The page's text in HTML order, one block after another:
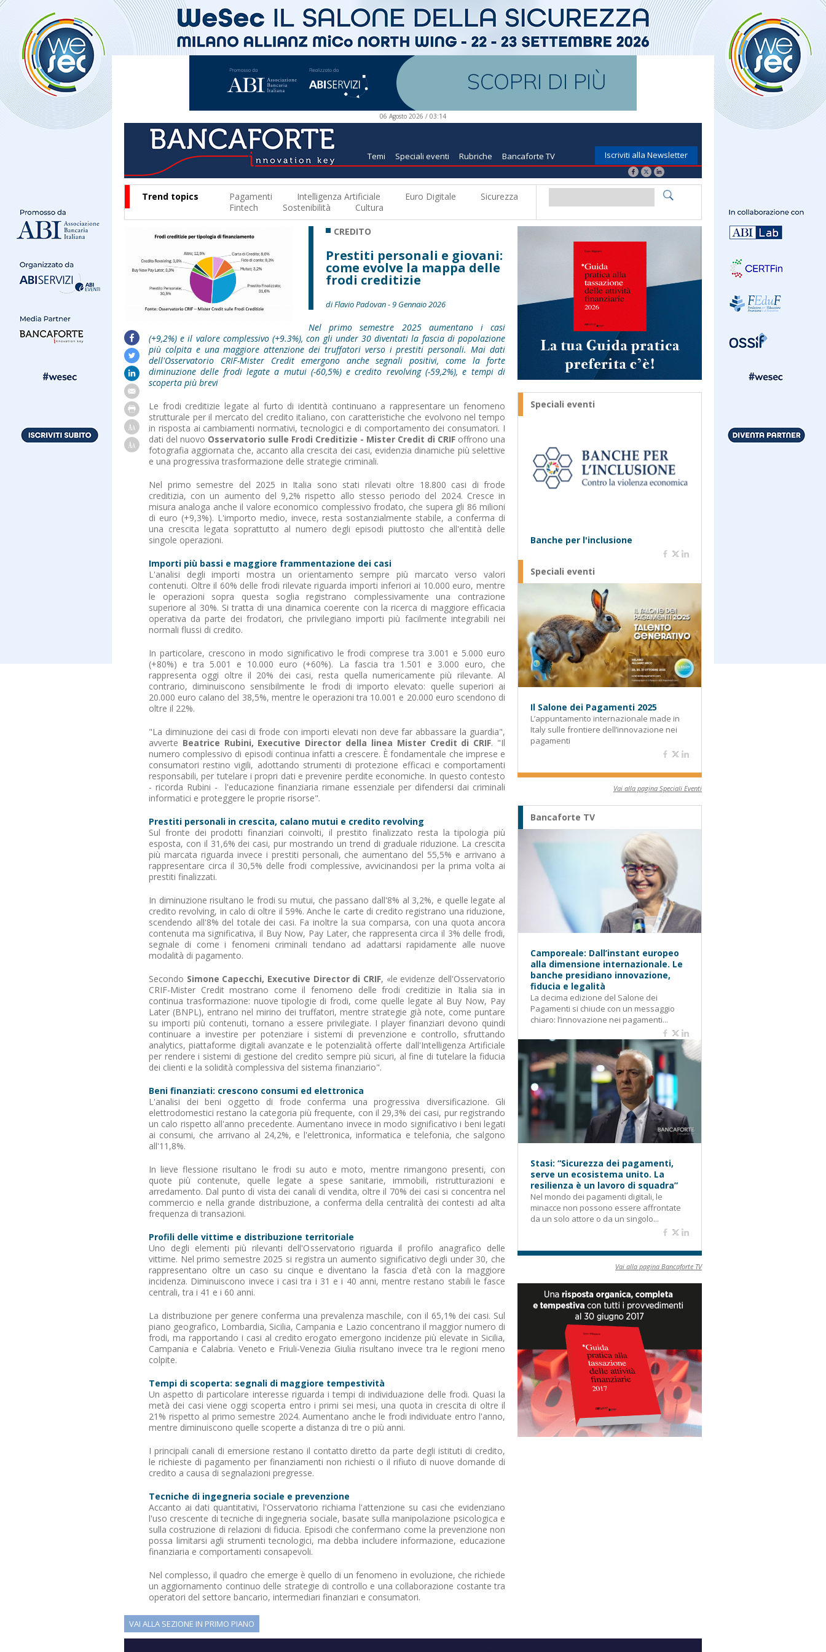
06 Agosto 2026 / 03:14
Temi Speciali eventi Rubriche Bancaforte TV Iscriviti alla Newsletter
Trend topics Pagamenti Intelligenza Artificiale Euro Digitale
Sicurezza
Fintech
Sostenibilità Cultura
CREDITO
Prestiti personali e giovani:
come evolve la mappa delle
frodi creditizie
di Flavio Padovan - 9 Gennaio 2026
Nel primo semestre 2025 aumentano i casi
(+9,2%) e il valore complessivo (+9.3%), con gli under 30 diventati la fascia di popolazione
più colpita e una maggiore attenzione dei truffatori verso i prestiti personali. Mai dati
dell'Osservatorio CRIF-Mister Credit emergono anche segnali positivi, come la forte
diminuzione delle frodi legate a mutui (-60,5%) e credito revolving (-59,2%), e tempi di
scoperta più brevi
Le frodi creditizie legate al furto di identità continuano a rappresentare un fenomeno
strutturale per il mercato del credito italiano, con caratteristiche che evolvono nel tempo
in risposta ai cambiamenti normativi, tecnologici e di comportamento dei consumatori. I
dati del nuovo Osservatorio sulle Frodi Creditizie - Mister Credit di CRIF offrono una
fotografia aggiornata che, accanto alla crescita dei casi, evidenzia dinamiche più selettive
e una progressiva trasformazione delle strategie criminali.
Nel primo semestre del 2025 in Italia sono stati rilevati oltre 18.800 casi di frode
creditizia, con un aumento del 9,2% rispetto allo stesso periodo del 2024. Cresce in
misura analoga anche il valore economico complessivo frodato, che supera gli 86 milioni
di euro (+9,3%). L'importo medio, invece, resta sostanzialmente stabile, a conferma di
una crescita legata soprattutto al numero degli episodi piuttosto che all'entità delle
singole operazioni.
Importi più bassi e maggiore frammentazione dei casi
L'analisi degli importi mostra un orientamento sempre più marcato verso valori
contenuti. Oltre il 60% delle frodi rilevate riguarda importi inferiori ai 10.000 euro, mentre
le operazioni sopra questa soglia registrano complessivamente una contrazione
superiore al 30%. Si tratta di una dinamica coerente con la ricerca di maggiore efficacia
operativa da parte dei frodatori, che privilegiano importi più facilmente integrabili nei
normali flussi di credito.
In particolare, crescono in modo significativo le frodi comprese tra 3.001 e 5.000 euro
(+80%) e tra 5.001 e 10.000 euro (+60%). La fascia tra 1.501 e 3.000 euro, che
rappresenta oggi oltre il 20% dei casi, resta quella numericamente più rilevante. Al
contrario, diminuiscono sensibilmente le frodi di importo elevato: quelle superiori ai
20.000 euro calano del 38,5%, mentre le operazioni tra 10.001 e 20.000 euro scendono di
oltre il 22%.
"La diminuzione dei casi di frode con importi elevati non deve far abbassare la guardia",
avverte Beatrice Rubini, Executive Director della linea Mister Credit di CRIF. "Il
numero complessivo di episodi continua infatti a crescere. È fondamentale che imprese e
consumatori restino vigili, adottando strumenti di protezione efficaci e comportamenti
responsabili, per tutelare i propri dati e prevenire perdite economiche. In questo contesto
- ricorda Rubini - l'educazione finanziaria rimane essenziale per difendersi dai criminali
informatici e proteggere le proprie risorse".
Prestiti personali in crescita, calano mutui e credito revolving
Sul fronte dei prodotti finanziari coinvolti, il prestito finalizzato resta la tipologia più
esposta, con il 31,6% dei casi, pur mostrando un trend di graduale riduzione. La crescita
più marcata riguarda invece i prestiti personali, che aumentano del 55,5% e arrivano a
rappresentare circa il 30,5% delle frodi complessive, avvicinandosi per la prima volta ai
prestiti finalizzati.
In diminuzione risultano le frodi su mutui, che passano dall'8% al 3,2%, e quelle legate al
credito revolving, in calo di oltre il 59%. Anche le carte di credito registrano una riduzione,
scendendo all'8% del totale dei casi. Fa inoltre la sua comparsa, con una quota ancora
contenuta ma significativa, il Buy Now, Pay Later, che rappresenta circa il 3% delle frodi,
segnale di come i fenomeni criminali tendano ad adattarsi rapidamente alle nuove
modalità di pagamento.
Secondo Simone Capecchi, Executive Director di CRIF, «le evidenze dell'Osservatorio
CRIF-Mister Credit mostrano come il fenomeno delle frodi creditizie in Italia sia in
continua trasformazione: nuove tipologie di frodi, come quelle legate al Buy Now, Pay
Later (BNPL), entrano nel mirino dei truffatori, mentre strategie già note, come puntare
su importi più contenuti, tornano a essere privilegiate. I player finanziari devono quindi
continuare a investire per potenziare i sistemi di prevenzione e controllo, sfruttando
analytics, piattaforme digitali avanzate e le potenzialità offerte dall'Intelligenza Artificiale
per rendere i sistemi di gestione del credito sempre più sicuri, al fine di tutelare la fiducia
dei clienti e la solidità complessiva del sistema finanziario".
Beni finanziati: crescono consumi ed elettronica
L'analisi dei beni oggetto di frode conferma una progressiva diversificazione. Gli
elettrodomestici restano la categoria più frequente, con il 29,3% dei casi, pur registrando
un calo rispetto all'anno precedente. Aumentano invece in modo significativo i beni legati
ai consumi, che arrivano al 24,2%, e l'elettronica, informatica e telefonia, che salgono
all'11,8%.
In lieve flessione risultano le frodi su auto e moto, mentre rimangono presenti, con
quote più contenute, quelle legate a spese sanitarie, immobili, ristrutturazioni e
arredamento. Dal punto di vista dei canali di vendita, oltre il 70% dei casi si concentra nel
commercio e nella grande distribuzione, a conferma della centralità dei contesti ad alta
frequenza di transazioni.
Profili delle vittime e distribuzione territoriale
Uno degli elementi più rilevanti dell'Osservatorio riguarda il profilo anagrafico delle
vittime. Nel primo semestre 2025 si registra un aumento significativo degli under 30, che
rappresentano oltre un caso su cinque e diventano la fascia d'età con la maggiore
incidenza. Diminuiscono invece i casi tra i 31 e i 40 anni, mentre restano stabili le fasce
centrali, tra i 41 e i 60 anni.
La distribuzione per genere conferma una prevalenza maschile, con il 65,1% dei casi. Sul
piano geografico, Lombardia, Sicilia, Campania e Lazio concentrano il maggior numero di
frodi, ma rapportando i casi al credito erogato emergono incidenze più elevate in Sicilia,
Campania e Calabria. Veneto e Friuli-Venezia Giulia risultano invece tra le regioni meno
colpite.
Tempi di scoperta: segnali di maggiore tempestività
Un aspetto di particolare interesse riguarda i tempi di individuazione delle frodi. Quasi la
metà dei casi viene oggi scoperta entro i primi sei mesi, una quota in crescita di oltre il
21% rispetto al primo semestre 2024. Aumentano anche le frodi individuate entro l'anno,
mentre diminuiscono quelle scoperte a distanza di tre o più anni.
I principali canali di emersione restano il contatto diretto da parte degli istituti di credito,
le richieste di pagamento per finanziamenti non richiesti o il rifiuto di nuove domande di
credito a causa di segnalazioni pregresse.
Tecniche di ingegneria sociale e prevenzione
Accanto ai dati quantitativi, l'Osservatorio richiama l'attenzione su casi che evidenziano
l'uso crescente di tecniche di ingegneria sociale, basate sulla manipolazione psicologica e
sulla costruzione di relazioni di fiducia. Episodi che confermano come la prevenzione non
possa limitarsi agli strumenti tecnologici, ma debba includere informazione, educazione
finanziaria e comportamenti consapevoli.
Nel complesso, il quadro che emerge è quello di un fenomeno in evoluzione, che richiede
un aggiornamento continuo delle strategie di controllo e una collaborazione costante tra
operatori del settore bancario, intermediari finanziari e consumatori.
VAI ALLA SEZIONE IN PRIMO PIANO
Speciali eventi
Banche per l'inclusione
Speciali eventi
Il Salone dei Pagamenti 2025
L’appuntamento internazionale made in
Italy sulle frontiere dell’innovazione nei
pagamenti
Vai alla pagina Speciali Eventi
Bancaforte TV
Camporeale: Dall’instant europeo
alla dimensione internazionale. Le
banche presidiano innovazione,
fiducia e legalità
La decima edizione del Salone dei
Pagamenti si chiude con un messaggio
chiaro: l’innovazione nei pagamenti...
Stasi: “Sicurezza dei pagamenti,
serve un ecosistema unito. La
resilienza è un lavoro di squadra”
Nel mondo dei pagamenti digitali, le
minacce non possono essere affrontate
da un solo attore o da un singolo...
Vai alla pagina Bancaforte TV